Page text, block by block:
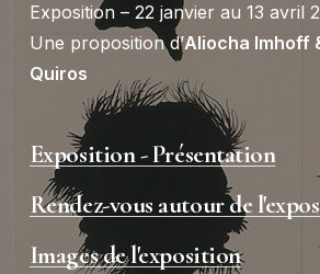
Exposition – 22 janvier au 13 avril
Une proposition d’Aliocha Imhoff
Quiros
Exposition - Présentation
Rendez-vous autour de
Images de l'exposition